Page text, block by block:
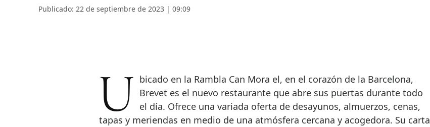
Publicado: 22 de septiembre de 2023 | 09:09
Ubicado en la Rambla Can Mora el, en el corazón de la Barcelona,
Brevet es el nuevo restaurante que abre sus puertas durante todo
el día. Ofrece una variada oferta de desayunos, almuerzos, cenas,
tapas y meriendas en medio de una atmósfera cercana y acogedora. Su carta